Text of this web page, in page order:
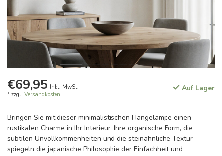
€69,95 Inkl. MwSt.
* zzgl. Versandkosten
Auf Lager
Bringen Sie mit dieser minimalistischen Hängelampe einen
rustikalen Charme in Ihr Interieur. Ihre organische Form, die
subtilen Unvollkommenheiten und die steinähnliche Textur
spiegeln die japanische Philosophie der Einfachheit und